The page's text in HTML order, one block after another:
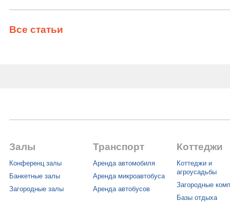
Все статьи
Залы
Конференц залы
Банкетные залы
Загородные залы
Транспорт
Аренда автомобиля
Аренда микроавтобуса
Аренда автобусов
Коттеджи
Коттеджи и
агроусадьбы
Загородные
Базы отдыха